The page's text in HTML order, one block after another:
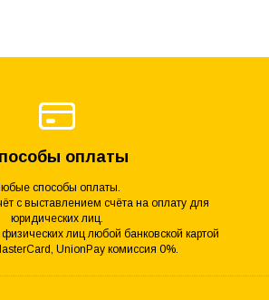
оплаты
способы оплаты.
с выставлением счёта на оплату для
юридических лиц.
лиц любой банковской картой
UnionPay комиссия 0%.